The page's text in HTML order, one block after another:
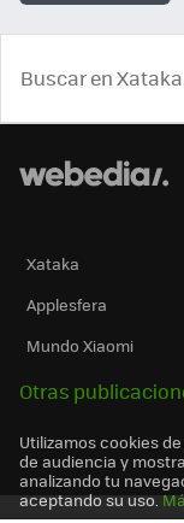
Xataka
Applesfera
Mundo Xiaomi
Otras
Utilizamos cookies
de audiencia y
analizando tu
aceptando su uso.